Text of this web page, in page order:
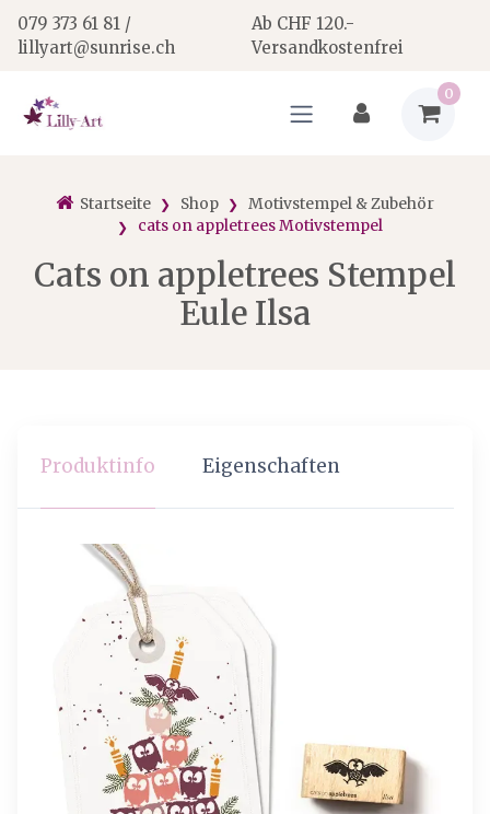
079 373 61 81 /
lillyart@sunrise.ch
Ab CHF 120.-
Versandkostenfrei
0
Startseite Shop
Motivstempel & Zubehör
cats on appletrees Motivstempel
Cats on appletrees Stempel
Eule Ilsa
Produktinfo Eigenschaften